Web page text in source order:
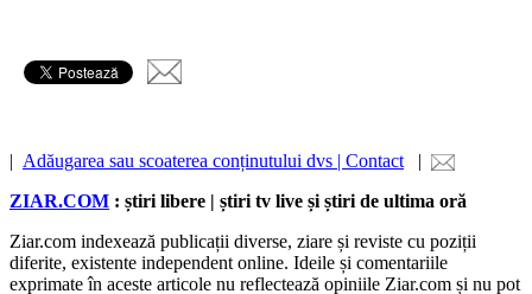
| Adăugarea sau scoaterea conținutului dvs | Contact |
ZIAR.COM : știri libere | știri tv live și știri de ultima oră
Ziar.com indexează publicații diverse, ziare și reviste cu poziții
diferite, existente independent online. Ideile și comentariile
exprimate în aceste articole nu reflectează opiniile Ziar.com și nu pot